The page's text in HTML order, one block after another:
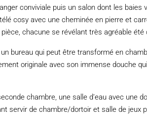
conviviale puis un salon dont les
cosy avec une cheminée en pierre et
chacune se révélant très agréable été
bureau qui peut être transformé en
originale avec son immense douche
chambre, une salle d’eau avec une
servir de chambre/dortoir et salle de jeux